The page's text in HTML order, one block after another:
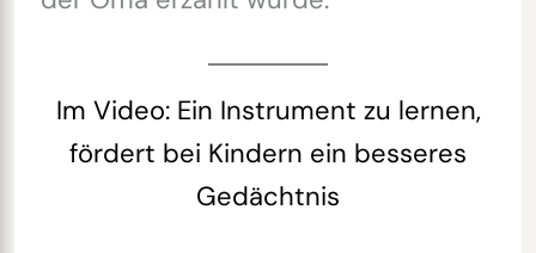
Im Video: Ein Instrument zu lernen,
fördert bei Kindern ein besseres
Gedächtnis